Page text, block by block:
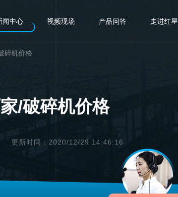
闻中心 视频现场 产品问答 走进红星
碎机价格
/破碎机价格
更新时间：2020/12/29 14:46:16